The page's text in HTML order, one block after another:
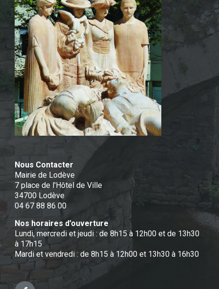
Nous Contacter
Mairie de Lodève
7 place de l'Hôtel de Ville
34700 Lodève
04 67 88 86 00
Nos horaires d’ouverture
Lundi, mercredi et jeudi : de 8h15 à 12h00 et de 13h30
à 17h15
Mardi et vendredi : de 8h15 à 12h00 et 13h30 à 16h30